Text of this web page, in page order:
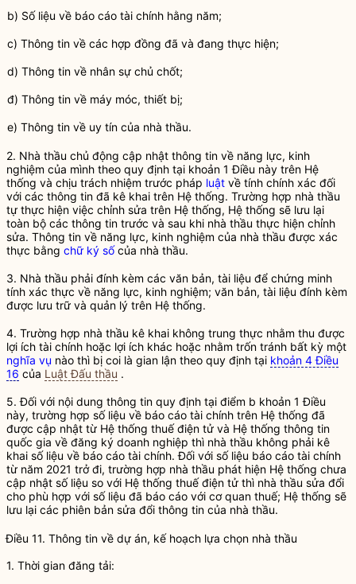
b) Số liệu về báo cáo tài chính hằng năm;
c) Thông tin về các hợp đồng đã và đang thực hiện;
d) Thông tin về nhân sự chủ chốt;
đ) Thông tin về máy móc, thiết bị;
e) Thông tin về uy tín của nhà thầu.
2. Nhà thầu chủ động cập nhật thông tin về năng lực, kinh
nghiệm của mình theo quy định tại khoản 1 Điều này trên Hệ
thống và chịu trách nhiệm trước pháp luật về tính chính xác đối
với các thông tin đã kê khai trên Hệ thống. Trường hợp nhà thầu
tự thực hiện việc chỉnh sửa trên Hệ thống, Hệ thống sẽ lưu lại
toàn bộ các thông tin trước và sau khi nhà thầu thực hiện chỉnh
sửa. Thông tin về năng lực, kinh nghiệm của nhà thầu được xác
thực bằng chữ ký sốcủa nhà thầu.
3. Nhà thầu phải đính kèm các văn bản, tài liệu để chứng minh
tính xác thực về năng lực, kinh nghiệm; văn bản, tài liệu đính kèm
được lưu trữ và quản lý trên Hệ thống.
4. Trường hợp nhà thầu kê khai không trung thực nhằm thu được
lợi ích tài chính hoặc lợi ích khác hoặc nhằm trốn tránh bất kỳ một
nghĩa vụ nào thì bị coi là gian lận theo quy định tại khoản 4 Điều
16 của Luật Đấu thầu .
5. Đối với nội dung thông tin quy định tại điểm b khoản 1 Điều
này, trường hợp số liệu về báo cáo tài chính trên Hệ thống đã
được cập nhật từ Hệ thống thuế điện tử và Hệ thống thông tin
quốc gia về đăng ký doanh nghiệp thì nhà thầu không phải kê
khai số liệu về báo cáo tài chính. Đối với số liệu báo cáo tài chính
từ năm 2021 trở đi, trường hợp nhà thầu phát hiện Hệ thống chưa
cập nhật số liệu so với Hệ thống thuế điện tử thì nhà thầu sửa đổi
cho phù hợp với số liệu đã báo cáo với cơ quan thuế; Hệ thống sẽ
lưu lại các phiên bản sửa đổi thông tin của nhà thầu.
Điều 11. Thông tin về dự án, kế hoạch lựa chọn nhà thầu
1. Thời gian đăng tải: